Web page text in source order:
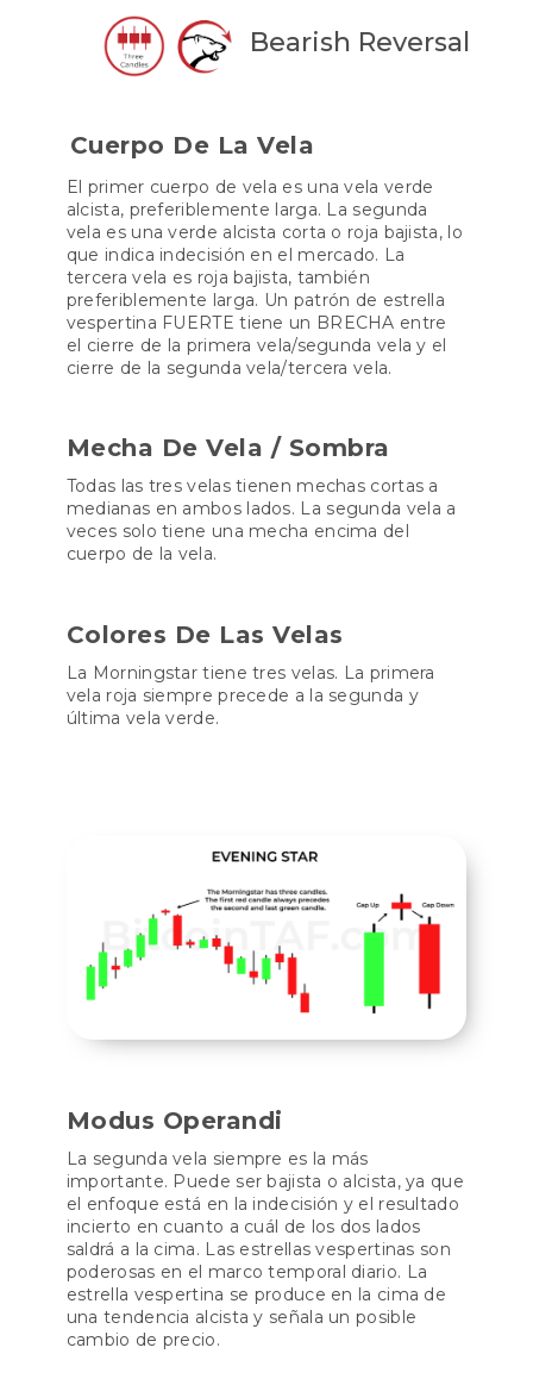
Bearish Reversal
Cuerpo De La Vela
El primer cuerpo de vela es una vela verde
alcista, preferiblemente larga. La segunda
vela es una verde alcista corta o roja bajista, lo
que indica indecisión en el mercado. La
tercera vela es roja bajista, también
preferiblemente larga. Un patrón de estrella
vespertina FUERTE tiene un BRECHA entre
el cierre de la primera vela/segunda vela y el
cierre de la segunda vela/tercera vela.
Mecha De Vela / Sombra
Todas las tres velas tienen mechas cortas a
medianas en ambos lados. La segunda vela a
veces solo tiene una mecha encima del
cuerpo de la vela.
Colores De Las Velas
La Morningstar tiene tres velas. La primera
vela roja siempre precede a la segunda y
última vela verde.
Modus Operandi
La segunda vela siempre es la más
importante. Puede ser bajista o alcista, ya que
el enfoque está en la indecisión y el resultado
incierto en cuanto a cuál de los dos lados
saldrá a la cima. Las estrellas vespertinas son
poderosas en el marco temporal diario. La
estrella vespertina se produce en la cima de
una tendencia alcista y señala un posible
cambio de precio.